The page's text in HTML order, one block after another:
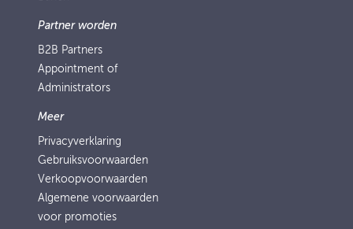
Partner worden
B2B Partners
Appointment of
Administrators
Meer
Privacyverklaring
Gebruiksvoorwaarden
Verkoopvoorwaarden
Algemene voorwaarden
voor promoties